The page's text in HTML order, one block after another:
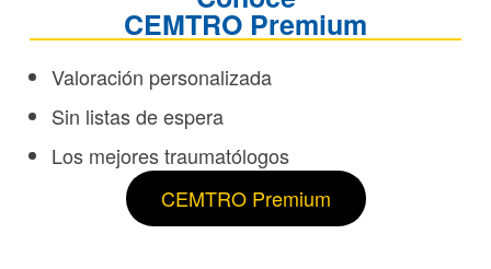
CEMTRO Premium
Valoración personalizada
Sin listas de espera
Los mejores traumatólogos
CEMTRO Premium